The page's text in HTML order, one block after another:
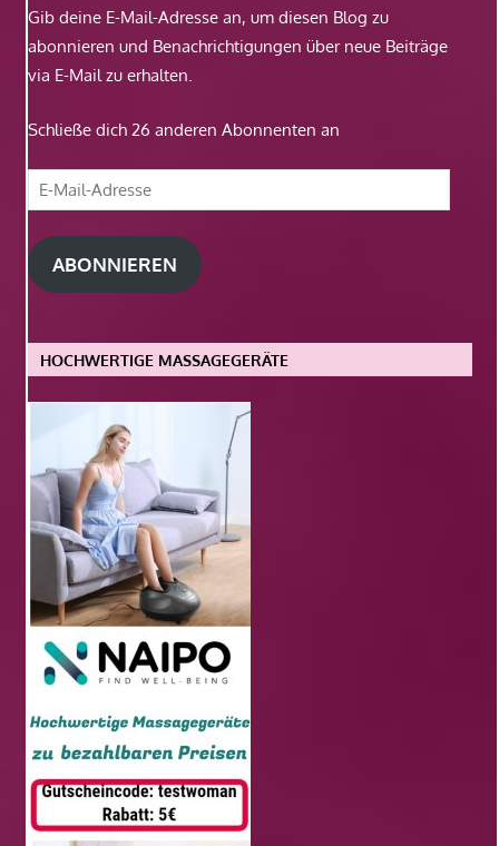
Gib deine E-Mail-Adresse an, um diesen Blog zu
abonnieren und Benachrichtigungen über neue Beiträge
via E-Mail zu erhalten.
Schließe dich 26 anderen Abonnenten an
E-
Mail-
Adresse
ABONNIEREN
HOCHWERTIGE MASSAGEGERÄTE